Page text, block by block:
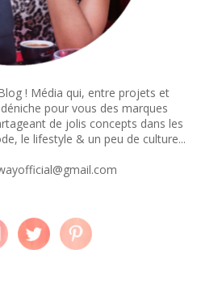
! Média qui, entre projets et
pour vous des marques
de jolis concepts dans les
le lifestyle & un peu de culture...